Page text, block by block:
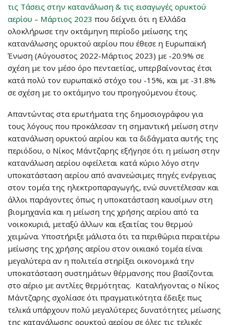
τις Τάσεις στην κατανάλωση & τις εισαγωγές ορυκτού
αερίου – Μάρτιος 2023 που δείχνει ότι η Ελλάδα
ολοκλήρωσε την οκτάμηνη περίοδο μείωσης της
κατανάλωσης ορυκτού αερίου που έθεσε η Ευρωπαϊκή
Ένωση (Αύγουστος 2022-Μάρτιος 2023) με -20.9% σε
σχέση με τον μέσο όρο πενταετίας, υπερβαίνοντας έτσι
κατά πολύ τον ευρωπαϊκό στόχο του -15%, και με -31.8%
σε σχέση με το οκτάμηνο του προηγούμενου έτους.
Απαντώντας στα ερωτήματα της δημοσιογράφου για
τους λόγους που προκάλεσαν τη σημαντική μείωση στην
κατανάλωση ορυκτού αερίου και τα διδάγματα αυτής της
περιόδου, ο Νίκος Μάντζαρης εξήγησε ότι η μείωση στην
κατανάλωση αερίου οφείλεται κατά κύριο λόγο στην
υποκατάσταση αερίου από ανανεώσιμες πηγές ενέργειας
στον τομέα της ηλεκτροπαραγωγής, ενώ συνετέλεσαν και
άλλοι παράγοντες όπως η υποκατάσταση καυσίμων στη
βιομηχανία και η μείωση της χρήσης αερίου από τα
νοικοκυριά, μεταξύ άλλων και εξαιτίας του θερμού
χειμώνα. Υποστήριξε μάλιστα ότι τα περιθώρια περαιτέρω
μείωσης της χρήσης αερίου στον οικιακό τομέα είναι
μεγαλύτερα αν η πολιτεία στηρίξει οικονομικά την
υποκατάσταση συστημάτων θέρμανσης που βασίζονται
στο αέριο με αντλίες θερμότητας. Καταλήγοντας ο Νίκος
Μάντζαρης σχολίασε ότι πραγματικότητα έδειξε πως
τελικά υπάρχουν πολύ μεγαλύτερες δυνατότητες μείωσης
της κατανάλωσης ορυκτού αερίου σε όλες τις τελικές